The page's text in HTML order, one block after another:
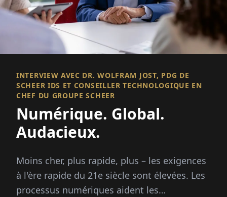
INTERVIEW AVEC DR. WOLFRAM JOST, PDG DE
SCHEER IDS ET CONSEILLER TECHNOLOGIQUE EN
CHEF DU GROUPE SCHEER
Numérique. Global.
Audacieux.
Moins cher, plus rapide, plus – les exigences
à l'ère rapide du 21e siècle sont élevées. Les
processus numériques aident les